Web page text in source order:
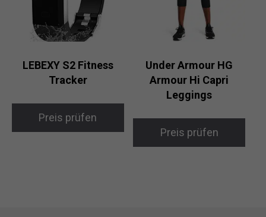
LEBEXY S2 Fitness
Tracker
Preis prüfen
Under Armour HG
Armour Hi Capri
Leggings
Preis prüfen